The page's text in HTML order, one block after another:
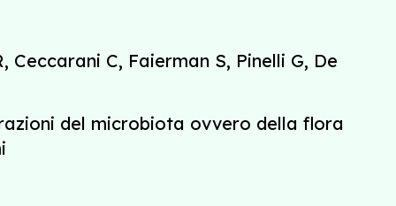
Ceccarani C, Faierman S, Pinelli G, De
del microbiota ovvero della flora